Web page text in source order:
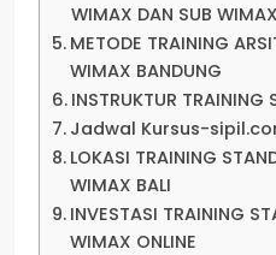
WIMAX DAN SUB WIMAX
METODE TRAINING
WIMAX BANDUNG
INSTRUKTUR
Jadwal Kursus-
LOKASI TRAINING
WIMAX BALI
INVESTASI TRAINING
WIMAX ONLINE